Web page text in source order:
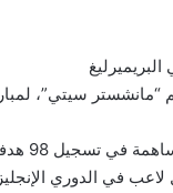
هدفا ومنح زملائه 40 تمريرة حاسمة.
في الدوري